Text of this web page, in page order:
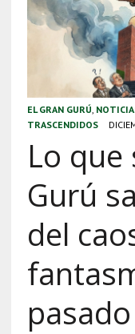
EL GRAN GURÚ
TRASCENDIDOS
Lo que
Gurú
del
pasado